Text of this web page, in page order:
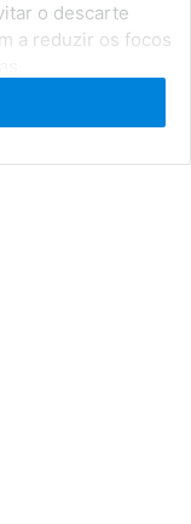
o descarte
a reduzir os focos